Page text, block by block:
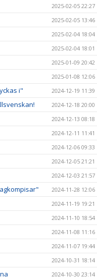
2025-02-05 22:27
2025-02-05 13:46
2025-02-04 18:04
2025-02-04 18:01
2025-01-09 20:42
2025-01-08 12:06
i" 2024-12-19 11:39
2024-12-18 20:00
2024-12-13 08:18
2024-12-11 11:41
2024-12-06 09:33
2024-12-05 21:21
2024-12-03 21:57
2024-11-28 12:06
2024-11-19 19:21
2024-11-10 18:54
2024-11-08 11:16
2024-11-07 19:44
2024-10-31 18:14
2024-10-30 23:14